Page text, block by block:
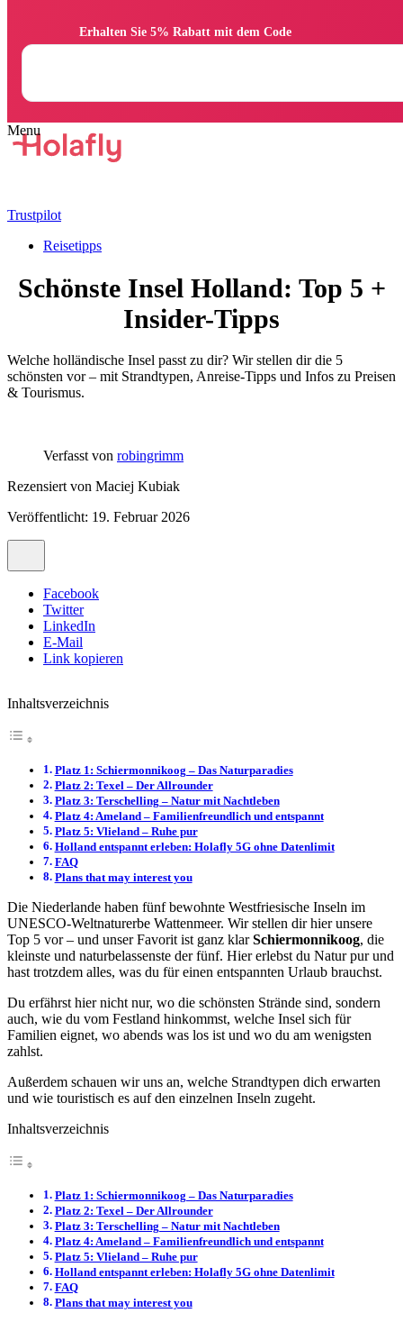
Trustpilot
Reisetipps
Schönste Insel Holland: Top 5 +
Insider-Tipps
Welche holländische Insel passt zu dir? Wir stellen dir die 5
schönsten vor – mit Strandtypen, Anreise-Tipps und Infos zu Preisen
& Tourismus.
Verfasst von robingrimm
Rezensiert von Maciej Kubiak
Veröffentlicht: 19. Februar 2026
Facebook
Twitter
LinkedIn
E-Mail
Link kopieren
Inhaltsverzeichnis
Platz 1: Schiermonnikoog – Das Naturparadies
Platz 2: Texel – Der Allrounder
Platz 3: Terschelling – Natur mit Nachtleben
Platz 4: Ameland – Familienfreundlich und entspannt
Platz 5: Vlieland – Ruhe pur
Holland entspannt erleben: Holafly 5G ohne Datenlimit
FAQ
Plans that may interest you
Die Niederlande haben fünf bewohnte Westfriesische Inseln im
UNESCO-Weltnaturerbe Wattenmeer. Wir stellen dir hier unsere
Top 5 vor – und unser Favorit ist ganz klarSchiermonnikoog, die
kleinste und naturbelassenste der fünf. Hier erlebst du Natur pur und
hast trotzdem alles, was du für einen entspannten Urlaub brauchst.
Du erfährst hier nicht nur, wo die schönsten Strände sind, sondern
auch, wie du vom Festland hinkommst, welche Insel sich für
Familien eignet, wo abends was los ist und wo du am wenigsten
zahlst.
Außerdem schauen wir uns an, welche Strandtypen dich erwarten
und wie touristisch es auf den einzelnen Inseln zugeht.
Inhaltsverzeichnis
Platz 1: Schiermonnikoog – Das Naturparadies
Platz 2: Texel – Der Allrounder
Platz 3: Terschelling – Natur mit Nachtleben
Platz 4: Ameland – Familienfreundlich und entspannt
Platz 5: Vlieland – Ruhe pur
Holland entspannt erleben: Holafly 5G ohne Datenlimit
FAQ
Plans that may interest you